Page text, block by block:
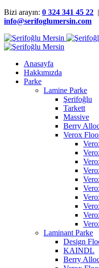
Bizi arayın: 0 324 341 45 22
info@serifoglumersin.com
Anasayfa
Hakkımızda
Parke
Lamine Parke
Şerifoğlu
Tarkett
Massive
Berry
Verox
Laminant Parke
Design
KAINDL
Berry